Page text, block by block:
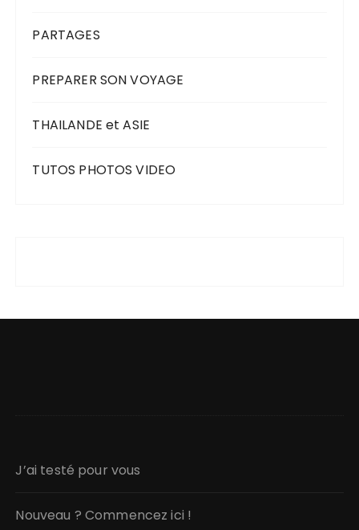
PARTAGES
PREPARER SON VOYAGE
THAILANDE et ASIE
TUTOS PHOTOS VIDEO
J’ai testé pour vous
Nouveau ? Commencez ici !